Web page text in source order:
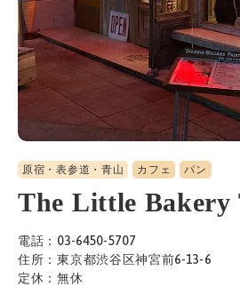
原宿・表参道・青山 カフェ パン
The Little Bakery
電話：03-6450-5707
住所：東京都渋谷区神宮前6-13-6
定休：無休